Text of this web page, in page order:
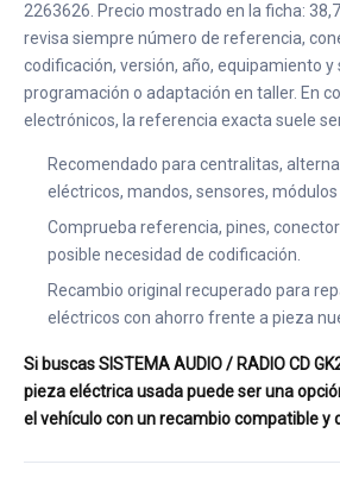
2263626. Precio mostrado en la ficha:
revisa siempre número de referencia,
codificación, versión, año, equipamiento y
programación o adaptación en taller. En
electrónicos, la referencia exacta suele
Recomendado para centralitas,
eléctricos, mandos, sensores, módulos
Comprueba referencia, pines,
posible necesidad de codificación.
Recambio original recuperado para
eléctricos con ahorro frente a pieza
Si buscas SISTEMA AUDIO / RADIO CD
pieza eléctrica usada puede ser una
el vehículo con un recambio compatible y